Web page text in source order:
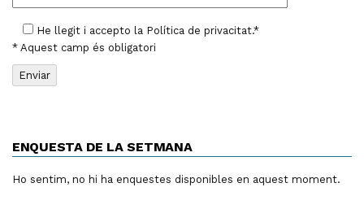
He llegit i accepto la Política de privacitat.*
* Aquest camp és obligatori
ENQUESTA DE LA SETMANA
Ho sentim, no hi ha enquestes disponibles en aquest moment.